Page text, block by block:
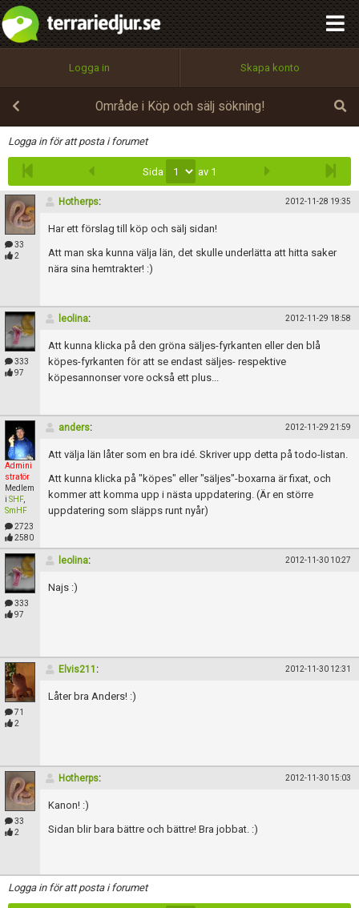
Logga in Skapa konto
Område i Köp och sälj sökning!
Logga in för att posta i forumet
Sida av 1
33
2
Hotherps: 2012-11-28 19:35
Har ett förslag till köp och sälj sidan!
Att man ska kunna välja län, det skulle underlätta att hitta saker
nära sina hemtrakter! :)
333
97
leolina: 2012-11-29 18:58
Att kunna klicka på den gröna säljes-fyrkanten eller den blå
köpes-fyrkanten för att se endast säljes- respektive
köpesannonser vore också ett plus...
Admini
stratör
Medlem
i SHF,
SmHF
2723
2580
anders: 2012-11-29 21:59
Att välja län låter som en bra idé. Skriver upp detta på todo-listan.
Att kunna klicka på "köpes" eller "säljes"-boxarna är fixat, och
kommer att komma upp i nästa uppdatering. (Är en större
uppdatering som släpps runt nyår)
333
97
leolina: 2012-11-30 10:27
Najs :)
71
2
Elvis211 : 2012-11-30 12:31
Låter bra Anders! :)
33
2
Hotherps: 2012-11-30 15:03
Kanon! :)
Sidan blir bara bättre och bättre! Bra jobbat. :)
Logga in för att posta i forumet
Infoga
Utför
100%
OK
integritetspolicy
Namn:
Epost:
Användarnamn:
Lösenord:
Privacy Policy
Terms of Service
Skapa konto
Begär nytt lösenord
Tillbaka till förstasidan